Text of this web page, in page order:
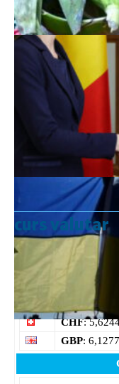
curs valutar
:
CHF:
GBP: